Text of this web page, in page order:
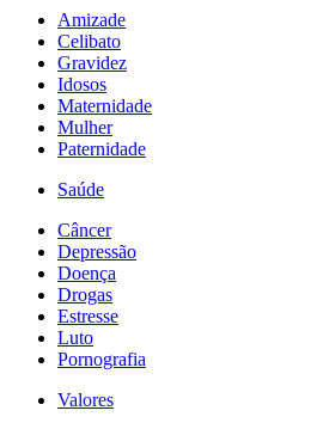
Amizade
Celibato
Gravidez
Idosos
Maternidade
Mulher
Paternidade
Saúde
Câncer
Depressão
Doença
Drogas
Estresse
Luto
Pornografia
Valores